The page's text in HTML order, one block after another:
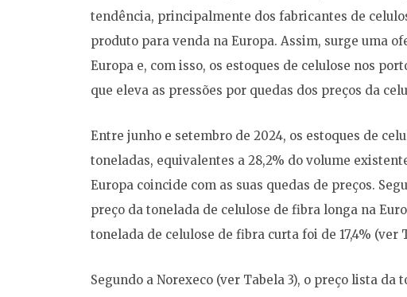
tendência, principalmente dos fabricantes de
produto para venda na Europa. Assim, surge uma
Europa e, com isso, os estoques de celulose nos
que eleva as pressões por quedas dos preços da
Entre junho e setembro de 2024, os estoques de
toneladas, equivalentes a 28,2% do volume
Europa coincide com as suas quedas de preços.
preço da tonelada de celulose de fibra longa na
tonelada de celulose de fibra curta foi de 17,4% (ver
Segundo a Norexeco (ver Tabela 3), o preço lista